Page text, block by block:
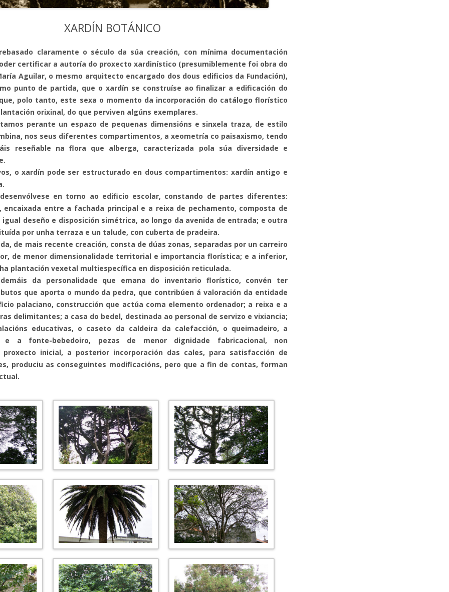
PARTICULARES 2019
2020
PARTICULARES 2021
2022
2023
2024
PARTICULARES 2025
2026
CORUÑA 2022
CORUÑA 2023
CONVENIO CONSELLERÍA DE
CULTURA, EDUCACIÓN,
UNIVERSIDADES 2024
AXUDAS A CENTROS MUSEÍSTICOS
– PROCEDEMENTO CT110C –
CONSELLERÍA DE CULTURA
SUBVENCIÓN PROGRAMA FO200
DEPUTACIÓN PROVINCIAL DA
CORUÑA 2024
2025
AXUDAS A CENTROS MUSEÍSTICOS
CONSELLERÍA DE CULTURA
SUBVENCIÓNS PROGRAMAS
FO204 E FO215 DEPUTACIÓN
PROVINCIAL DA CORUÑA 2025
CONVENIO CONSELLERÍA DE
2026
AXUDAS A CENTROS MUSEÍSTICOS
2026 – PROCEDEMENTO CT110C –
CONSELLERÍA DE CULTURA
SUBVENCIÓN PROGRAMA FO215
XARDÍN BOTÁNICO
claramente o século da súa creación, con mínima documentación
certificar a autoría do proxecto xardinístico (presumiblemente foi obra do
Aguilar, o mesmo arquitecto encargado dos dous edificios da Fundación),
punto de partida, que o xardín se construíse ao finalizar a edificación do
que, polo tanto, este sexa o momento da incorporación do catálogo florístico
orixinal, do que perviven algúns exemplares.
perante un espazo de pequenas dimensións e sinxela traza, de estilo
nos seus diferentes compartimentos, a xeometría co paisaxismo, tendo
reseñable na flora que alberga, caracterizada pola súa diversidade e
o xardín pode ser estructurado en dous compartimentos: xardín antigo e
en torno ao edificio escolar, constando de partes diferentes:
encaixada entre a fachada principal e a reixa de pechamento, composta de
igual deseño e disposición simétrica, ao longo da avenida de entrada; e outra
por unha terraza e un talude, con cuberta de pradeira.
de mais recente creación, consta de dúas zonas, separadas por un carreiro
de menor dimensionalidade territorial e importancia florística; e a inferior,
plantación vexetal multiespecífica en disposición reticulada.
da personalidade que emana do inventario florístico, convén ter
que aporta o mundo da pedra, que contribúen á valoración da entidade
palaciano, construcción que actúa coma elemento ordenador; a reixa e a
delimitantes; a casa do bedel, destinada ao personal de servizo e vixiancia;
educativas, o caseto da caldeira da calefacción, o queimadeiro, a
e a fonte-bebedoiro, pezas de menor dignidade fabricacional, non
proxecto inicial, a posterior incorporación das cales, para satisfacción de
produciu as conseguintes modificacións, pero que a fin de contas, forman